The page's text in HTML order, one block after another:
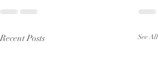
Recent Posts See All